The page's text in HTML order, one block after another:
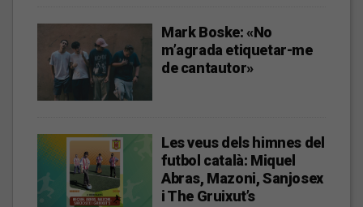
Mark Boske: «No
m’agrada etiquetar-me
de cantautor»
Les veus dels himnes del
futbol català: Miquel
Abras, Mazoni, Sanjosex
i The Gruixut’s